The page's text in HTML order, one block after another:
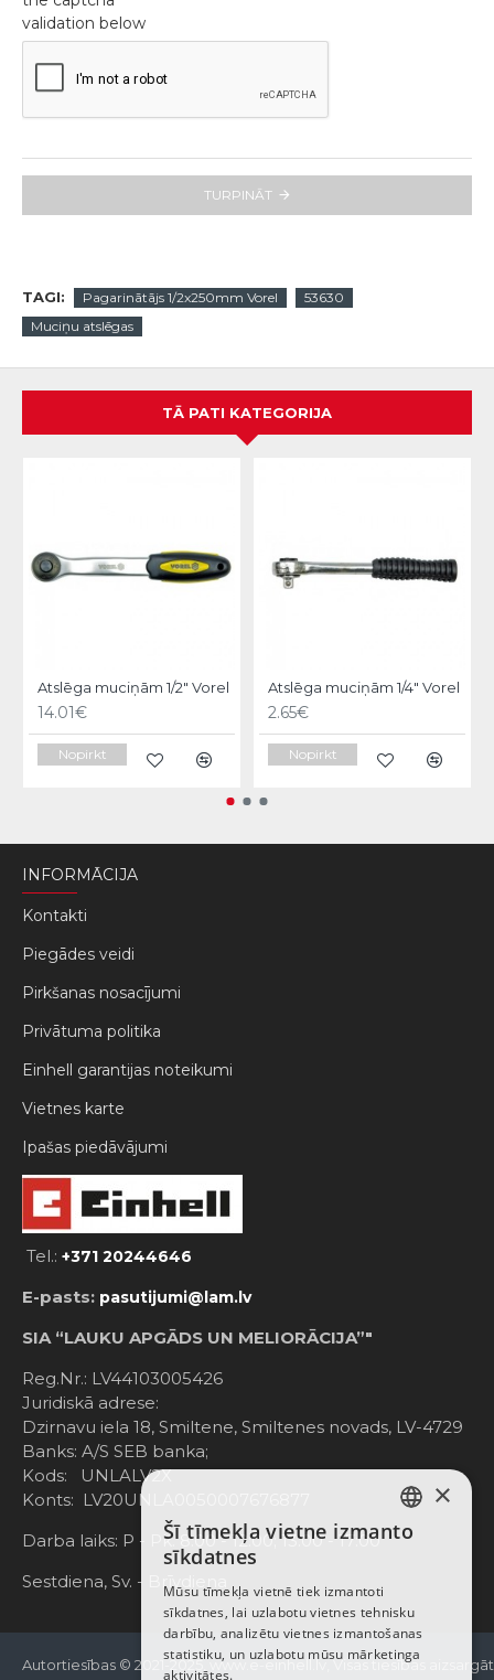
validation below
TURPINĀT
TAGI: Pagarinātājs 1/2x250mm Vorel
53630
Muciņu atslēgas
TĀ PATI KATEGORIJA
Atslēga muciņām 1/2" Vorel
14.01€
Nopirkt
Atslēga muciņām 1/4" Vorel
2.65€
Nopirkt
INFORMĀCIJA
Kontakti
Piegādes veidi
Pirkšanas nosacījumi
Privātuma politika
Einhell garantijas noteikumi
Vietnes karte
Ipašas piedāvājumi
Tel.: +371 20244646
E-pasts: pasutijumi@lam.lv
SIA “LAUKU APGĀDS UN MELIORĀCIJA”"
Reg.Nr.: LV44103005426
Juridiskā adrese:
Dzirnavu iela 18, Smiltene, Smiltenes novads, LV-4729
Banks: A/S SEB banka;
Kods: UNLALV2X
Konts: LV20UNLA0050007676877
Darba laiks: P - Pk. 8:00 - 12:00; 13:00 - 17:00
Sestdiena, Sv. - Brīvdiena
Autortiesības © 2021-2025, www.e-einhell.lv, Visas tiesības
LATVIAN
ENGLISH
×
Šī tīmekļa vietne izmanto
sīkdatnes
Mūsu tīmekļa vietnē tiek izmantoti
sīkdatnes, lai uzlabotu vietnes tehnisku
darbību, analizētu vietnes izmantošanas
statistiku, un uzlabotu mūsu mārketinga
aktivitātes.